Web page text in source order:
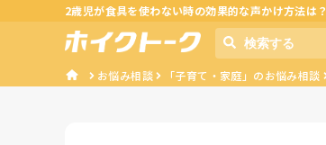
2歳児が食具を使わない時の効果的な声かけ方法は？
お悩み相談 「子育て・家庭」のお悩み相談